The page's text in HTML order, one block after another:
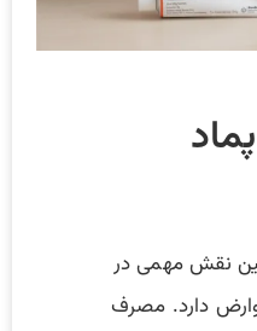
نقش مهمی در
دارد. مصرف